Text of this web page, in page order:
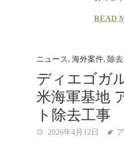
READ
ニュース, 海外案件, 除
ディエゴガ
米海軍基地
ト除去工事
2026年4月12日